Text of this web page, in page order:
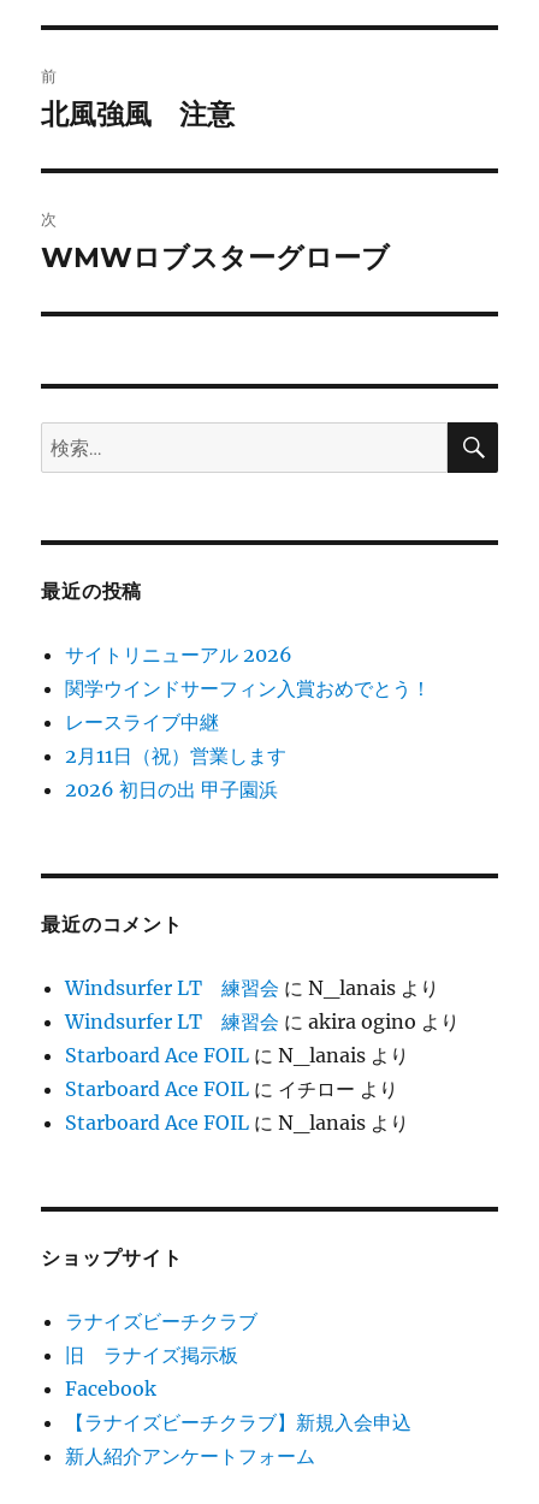
稿
ビ
ゲ
ー
ン
前
前
投
稿:
北風強風 注意
次
次
投
WMWロブスターグローブ
検
索:
検
最近の投稿
サイトリニューアル 2026
関学ウインドサーフィン入賞おめでとう！
レースライブ中継
2月11日（祝）営業します
2026 初日の出 甲子園浜
最近のコメント
Windsurfer LT 練習会 にN_lanais より
Windsurfer LT 練習会 にakira ogino より
Starboard Ace FOIL にN_lanais より
Starboard Ace FOIL に イチロー より
Starboard Ace FOIL にN_lanais より
ショップサイト
ラナイズビーチクラブ
旧 ラナイズ掲示板
Facebook
【ラナイズビーチクラブ】新規入会申込
新人紹介アンケートフォーム